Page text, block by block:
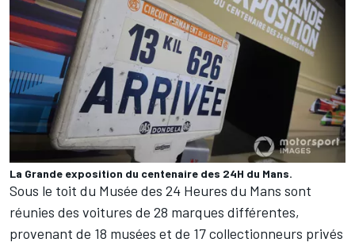
La Grande exposition du centenaire des 24H du Mans.
Sous le toit du Musée des 24 Heures du Mans sont
réunies des voitures de 28 marques différentes,
provenant de 18 musées et de 17 collectionneurs privés